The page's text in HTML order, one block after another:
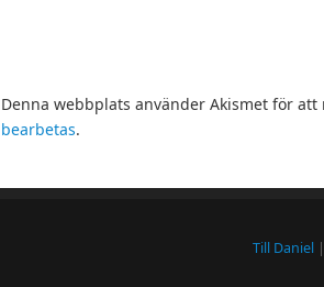
Denna webbplats använder Akismet för att
bearbetas.
Till Daniel